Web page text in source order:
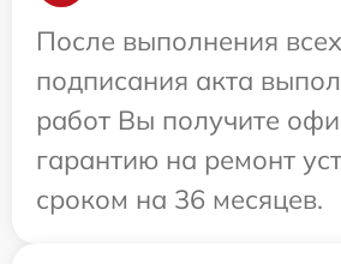
После выполнения
подписания акта
работ Вы получите
гарантию на ремонт
сроком на 36 месяцев.